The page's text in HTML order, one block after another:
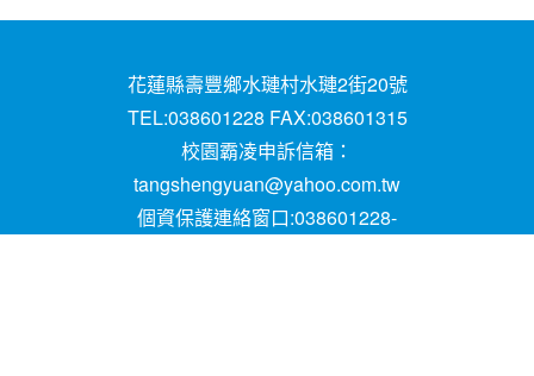
花蓮縣壽豐鄉水璉村水璉2街20號
TEL:038601228 FAX:038601315
校園霸凌申訴信箱：
tangshengyuan@yahoo.com.tw
個資保護連絡窗口:038601228-